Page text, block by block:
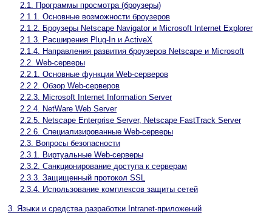
2.1. Программы просмотра (броузеры)
2.1.1. Основные возможности броузеров
2.1.2. Броузеры Netscape Navigator и Microsoft Internet Explorer
2.1.3. Расширения Plug-In и ActiveX
2.1.4. Направления развития броузеров Netscape и Microsoft
2.2. Web-серверы
2.2.1. Основные функции Web-серверов
2.2.2. Обзор Web-серверов
2.2.3. Microsoft Internet Information Server
2.2.4. NetWare Web Server
2.2.5. Netscape Enterprise Server, Netscape FastTrack Server
2.2.6. Специализированные Web-серверы
2.3. Вопросы безопасности
2.3.1. Виртуальные Web-серверы
2.3.2. Санкционирование доступа к серверам
2.3.3. Защищенный протокол SSL
2.3.4. Использование комплексов защиты сетей
3. Языки и средства разработки Intranet-приложений